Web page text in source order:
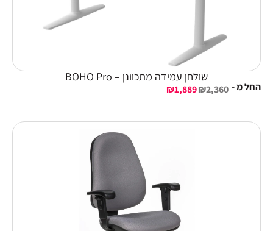
שולחן עמידה מתכוונן – BOHO Pro
החל מ - ₪2,360
₪1,889